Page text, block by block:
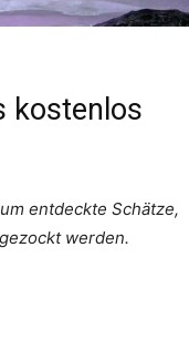
kostenlos
entdeckte Schätze,
werden.